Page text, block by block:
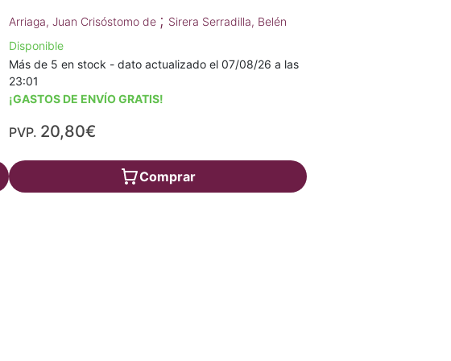
Arriaga, Juan Crisóstomo de ; Sirera Serradilla, Belén
Disponible
Más de 5 en stock - dato actualizado el 07/08/26 a las
23:01
¡GASTOS DE ENVÍO GRATIS!
PVP. 20,80€
Comprar